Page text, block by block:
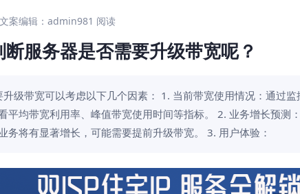
文案编辑：admin981 阅读
服务器是否需要升级带宽呢？
升级带宽可以考虑以下几个因素： 1. 当前带宽使用情况：通过
平均带宽利用率、峰值带宽使用时间等指标。 2. 业务增长预测
务将有显著增长，可能需要提前升级带宽。 3. 用户体验：